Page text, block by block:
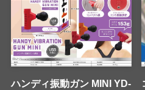
ハンディ振動ガン MINI YD-